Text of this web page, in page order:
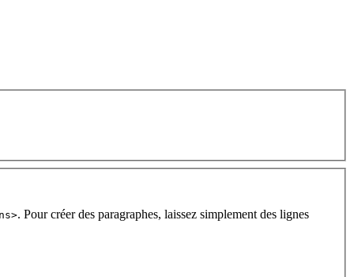
. Pour créer des paragraphes, laissez simplement des lignes